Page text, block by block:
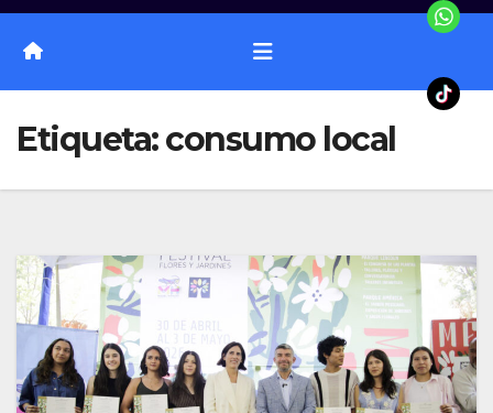
Etiqueta:consumo local